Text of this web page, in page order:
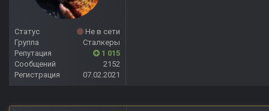
Статус
Не в сети
Группа
Сталкеры
Репутация
1 015
Сообщений
2152
Регистрация
07.02.2021